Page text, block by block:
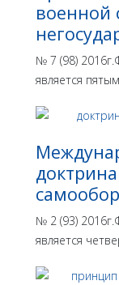
военной
№ 7 (98)
является
№ 2 (93)
является